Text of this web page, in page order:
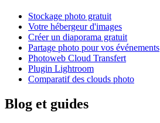
Stockage photo gratuit
Votre hébergeur d'images
Créer un diaporama gratuit
Partage photo pour vos événements
Photoweb Cloud Transfert
Plugin Lightroom
Comparatif des clouds photo
Blog et guides